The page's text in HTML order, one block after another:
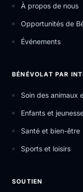
À propos de nous
Opportunités de
Événements
BÉNÉVOLAT PAR
Soin des animaux
Enfants et
Santé et bien-être
Sports et loisirs
SOUTIEN